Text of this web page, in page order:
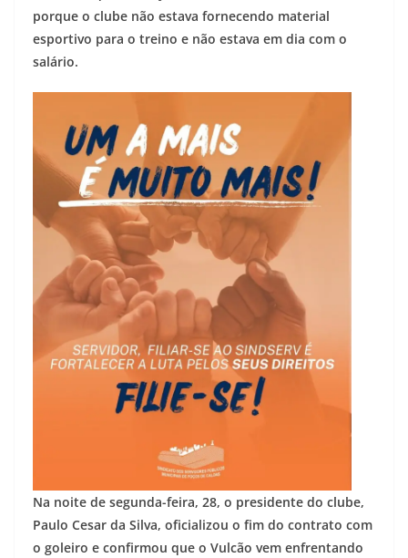
porque o clube não estava fornecendo material
esportivo para o treino e não estava em dia com o
salário.
Na noite de segunda-feira, 28, o presidente do clube,
Paulo Cesar da Silva, oficializou o fim do contrato com
o goleiro e confirmou que o Vulcão vem enfrentando